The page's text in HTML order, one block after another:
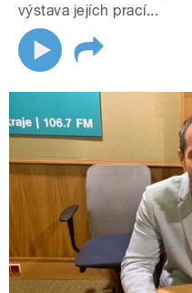
výstava jejích prací...